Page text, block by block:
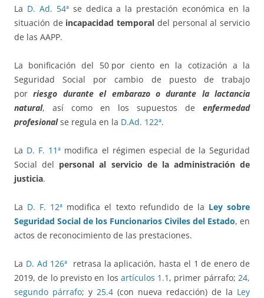
La D. Ad. 54ªse dedica a la prestación económica en la
situación de incapacidad temporal del personal al servicio
de las AAPP.
La bonificación del 50 por ciento en la cotización a la
Seguridad Social por cambio de puesto de trabajo
porriesgo durante el embarazo o durante la lactancia
natural, así como en los supuestos de enfermedad
profesionalse regula en la D.Ad. 122ª.
La D. F. 11ª modifica el régimen especial de la Seguridad
Social del personal al servicio de la administración de
justicia.
La D. F. 12ª modifica el texto refundido de la Ley sobre
Seguridad Social de los Funcionarios Civiles del Estado, en
actos de reconocimiento de las prestaciones.
La D. Ad 126ª retrasa la aplicación, hasta el 1 de enero de
2019, de lo previsto en los artículos 1.1 , primer párrafo;24,
segundo párrafo; y 25.4 (con nueva redacción) de la Ley